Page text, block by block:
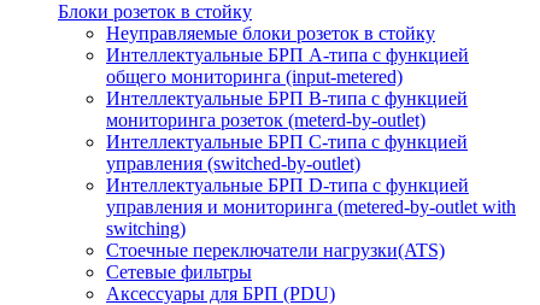
Блоки розеток в стойку
Неуправляемые блоки розеток в стойку
Интеллектуальные БРП А-типа с функцией
общего мониторинга (input-metered)
Интеллектуальные БРП B-типа с функцией
мониторинга розеток (meterd-by-outlet)
Интеллектуальные БРП C-типа с функцией
управления (switched-by-outlet)
Интеллектуальные БРП D-типа с функцией
управления и мониторинга (metered-by-outlet with
switching)
Стоечные переключатели нагрузки(ATS)
Сетевые фильтры
Аксессуары для БРП (PDU)